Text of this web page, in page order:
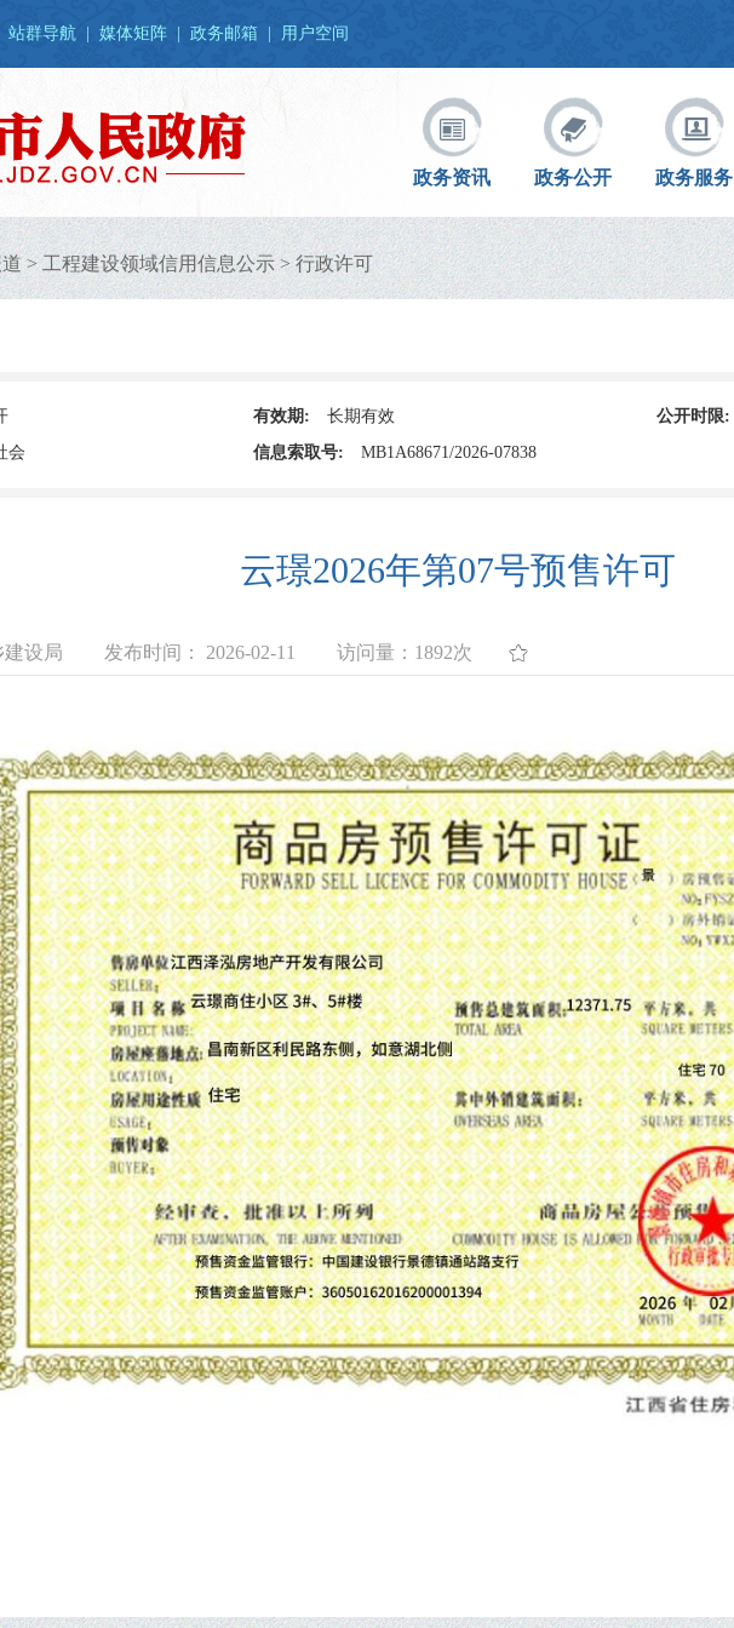
站群导航 媒体矩阵 政务邮箱 用户空间
政务资讯 政务公开 政务服务
>工程建设领域信用信息公示>行政许可
有效期: 长期有效 公开时限:
会 信息索取号: MB1A68671/2026-07838
云璟2026年第07号预售许可
设局 发布时间： 2026-02-11 访问量： 1892次